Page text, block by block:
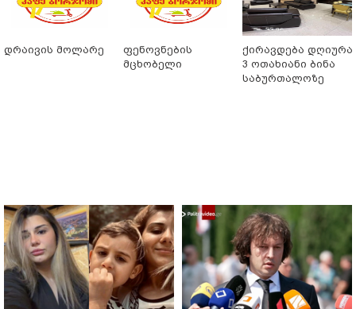
დრაივის მოლარე
ფენოვნების
მცხობელი
ქირავდება
3 ოთახიანი ბინა
საბურთალოზე